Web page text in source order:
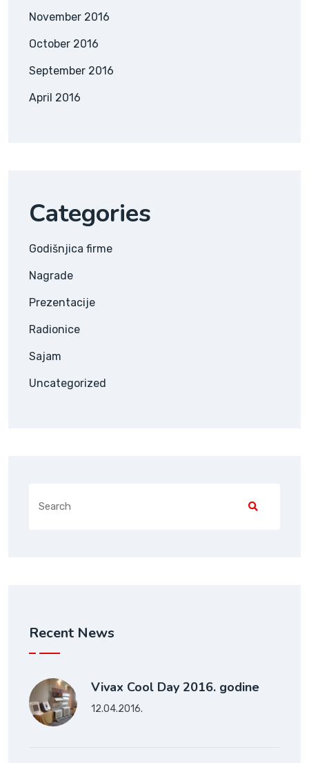
November 2016
October 2016
September 2016
April 2016
Categories
Godišnjica firme
Nagrade
Prezentacije
Radionice
Sajam
Uncategorized
Recent News
Vivax Cool Day 2016. godine
12.04.2016.